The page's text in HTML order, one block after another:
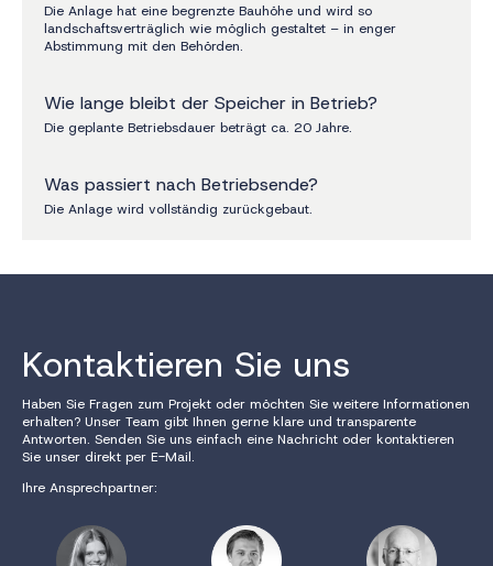
Die Anlage hat eine begrenzte Bauhöhe und wird so
landschaftsverträglich wie möglich gestaltet – in enger
Abstimmung mit den Behörden.
Wie lange bleibt der Speicher in Betrieb?
Die geplante Betriebsdauer beträgt ca. 20 Jahre.
Was passiert nach Betriebsende?
Die Anlage wird vollständig zurückgebaut.
Kontaktieren Sie uns
Haben Sie Fragen zum Projekt oder möchten Sie weitere Informationen
erhalten? Unser Team gibt Ihnen gerne klare und transparente
Antworten. Senden Sie uns einfach eine Nachricht oder kontaktieren
Sie unser direkt per E-Mail.
Ihre Ansprechpartner: